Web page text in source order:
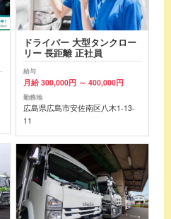
ドライバー 大型タンクロー
リー 長距離 正社員
給与
月給 300,000円 ～ 400,000円
勤務地
広島県広島市安佐南区八木1-13-
11